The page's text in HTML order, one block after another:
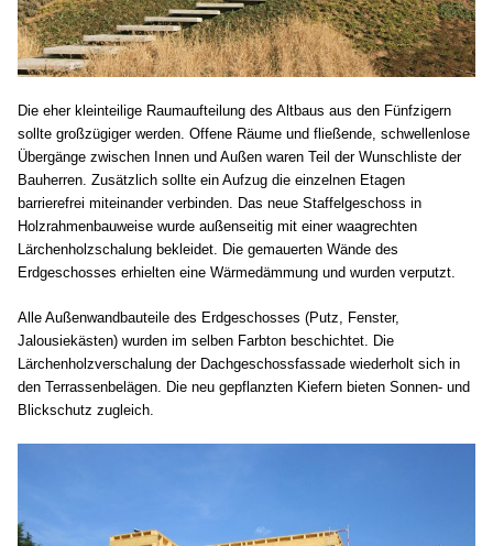
Die eher kleinteilige Raumaufteilung des Altbaus aus den Fünfzigern
sollte großzügiger werden. Offene Räume und fließende, schwellenlose
Übergänge zwischen Innen und Außen waren Teil der Wunschliste der
Bauherren. Zusätzlich sollte ein Aufzug die einzelnen Etagen
barrierefrei miteinander verbinden. Das neue Staffelgeschoss in
Holzrahmenbauweise wurde außenseitig mit einer waagrechten
Lärchenholzschalung bekleidet. Die gemauerten Wände des
Erdgeschosses erhielten eine Wärmedämmung und wurden verputzt.
Alle Außenwandbauteile des Erdgeschosses (Putz, Fenster,
Jalousiekästen) wurden im selben Farbton beschichtet. Die
Lärchenholzverschalung der Dachgeschossfassade wiederholt sich in
den Terrassenbelägen. Die neu gepflanzten Kiefern bieten Sonnen- und
Blickschutz zugleich.